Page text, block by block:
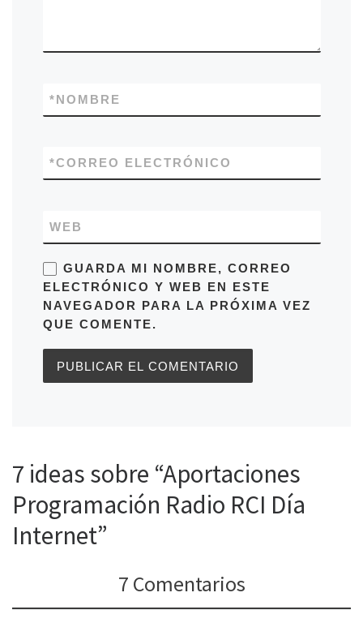
NOMBRE
*
CORREO ELECTRÓNICO
*
WEB
GUARDA MI NOMBRE, CORREO
ELECTRÓNICO Y WEB EN ESTE
NAVEGADOR PARA LA PRÓXIMA VEZ
QUE COMENTE.
7 ideas sobre “Aportaciones
Programación Radio RCI Día
Internet”
7 Comentarios